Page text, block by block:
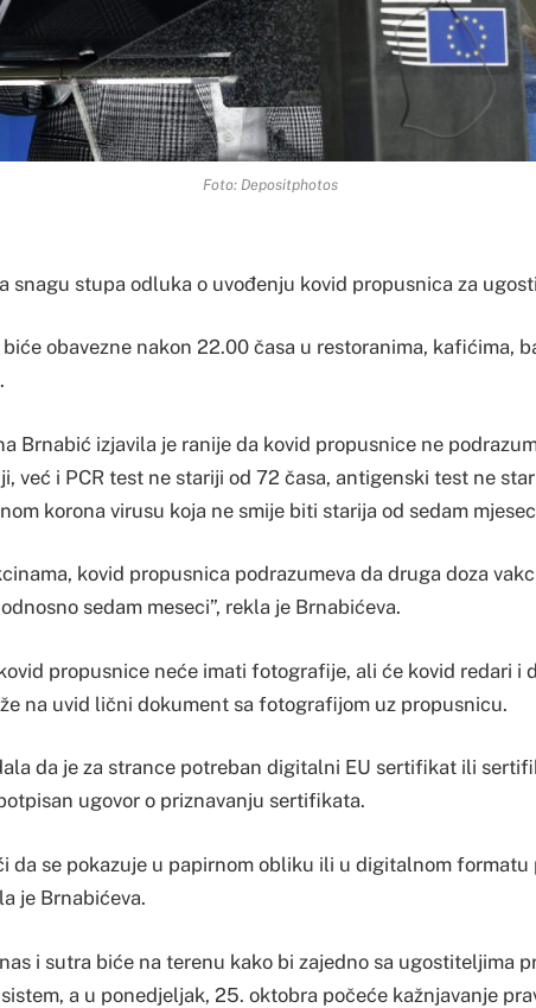
Foto: Depositphotos
snagu stupa odluka o uvođenju kovid propusnica za
obavezne nakon 22.00 časa u restoranima, kafićima,
Brnabić izjavila je ranije da kovid propusnice ne
već i PCR test ne stariji od 72 časa, antigenski test ne
korona virusu koja ne smije biti starija od sedam
kovid propusnica podrazumeva da druga doza
sedam meseci”, rekla je Brnabićeva.
propusnice neće imati fotografije, ali će kovid redari i
na uvid lični dokument sa fotografijom uz propusnicu.
da je za strance potreban digitalni EU sertifikat ili
ugovor o priznavanju sertifikata.
da se pokazuje u papirnom obliku ili u digitalnom formatu
je Brnabićeva.
i sutra biće na terenu kako bi zajedno sa ugostiteljima
a u ponedjeljak, 25. oktobra počeće kažnjavanje